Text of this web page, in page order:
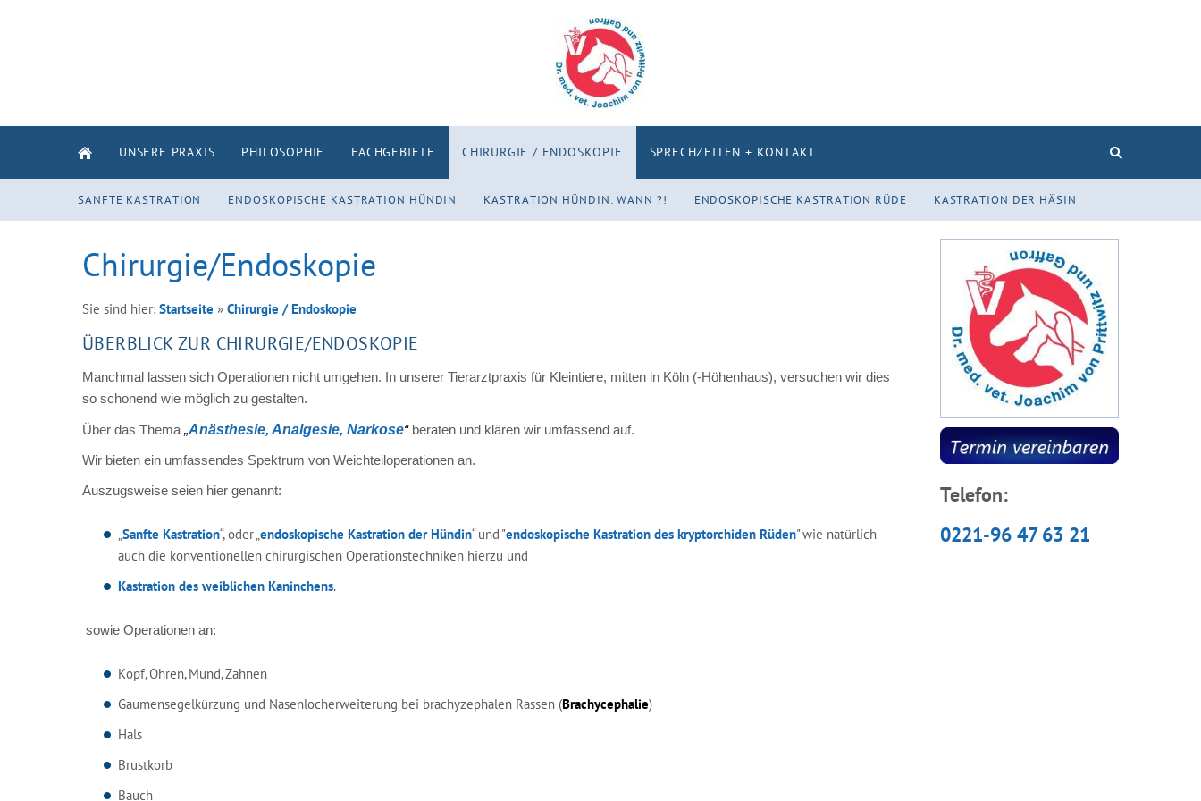
UNSERE PRAXIS PHILOSOPHIE FACHGEBIETE CHIRURGIE / ENDOSKOPIE SPRECHZEITEN + KONTAKT
SANFTE KASTRATION ENDOSKOPISCHE KASTRATION HÜNDIN KASTRATION HÜNDIN: WANN ?! ENDOSKOPISCHE KASTRATION RÜDE KASTRATION DER HÄSIN
Chirurgie/Endoskopie
Sie sind hier: Startseite » Chirurgie / Endoskopie
ÜBERBLICK ZUR CHIRURGIE/ENDOSKOPIE
Manchmal lassen sich Operationen nicht umgehen. In unserer Tierarztpraxis für Kleintiere, mitten in Köln (-Höhenhaus), versuchen wir dies
so schonend wie möglich zu gestalten.
Über das Thema „Anästhesie, Analgesie, Narkose“beraten und klären wir umfassend auf.
Wir bieten ein umfassendes Spektrum von Weichteiloperationen an.
Auszugsweise seien hier genannt:
„Sanfte Kastration“, oder „endoskopische Kastration der Hündin“ und "endoskopische Kastration des kryptorchiden Rüden" wie natürlich
auch die konventionellen chirurgischen Operationstechniken hierzu und
Kastration des weiblichen Kaninchens.
sowie Operationen an:
Kopf, Ohren, Mund, Zähnen
Gaumensegelkürzung und Nasenlocherweiterung bei brachyzephalen Rassen (Brachycephalie)
Hals
Brustkorb
Bauch
Telefon:
0221-96 47 63 21